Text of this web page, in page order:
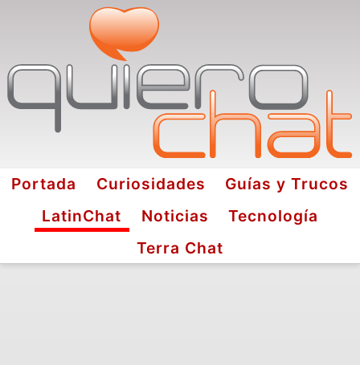
Portada Curiosidades
Guías y Trucos
LatinChat
Noticias
Tecnología
Terra Chat